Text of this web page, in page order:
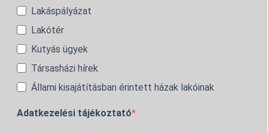
Lakáspályázat
Lakótér
Kutyás ügyek
Társasházi hírek
Állami kisajátításban érintett házak lakóinak
Adatkezelési tájékoztató